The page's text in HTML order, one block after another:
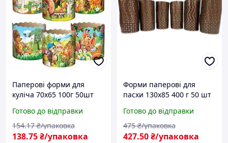
Паперові форми для
куліча 70х65 100г 50шт
великодні для
великодньої випічки
паски пасок
Готово до відправки
138.75₴/упаковка
154.17 ₴/упаковка
Форми паперові для
пасхи 130х85 400 г 50 шт
великодньої випічки
куліча та пасок
Готово до відправки
427.50₴/упаковка
475 ₴/упаковка